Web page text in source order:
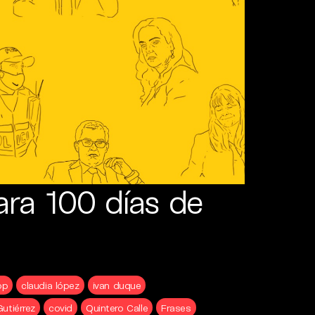
100 días de
claudia lópez
ivan duque
covid Quintero Calle
Frases